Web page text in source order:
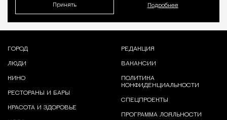
Принять Подробнее
ГОРОД
ЛЮДИ
КИНО
РЕСТОРАНЫ И БАРЫ
КРАСОТА И ЗДОРОВЬЕ
РЕДАКЦИЯ
ВАКАНСИИ
ПОЛИТИКА
КОНФИДЕНЦИАЛЬНОСТИ
СПЕЦПРОЕКТЫ
ПРОГРАММА ЛОЯЛЬНОСТИ